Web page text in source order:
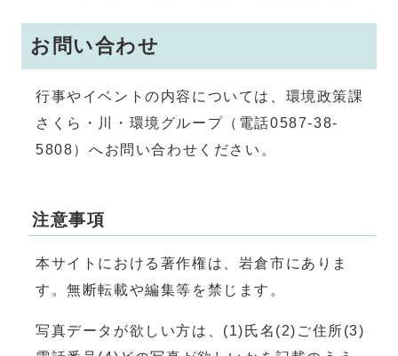
お問い合わせ
行事やイベントの内容については、環境政策課
さくら・川・環境グループ（電話0587-38-
5808）へお問い合わせください。
注意事項
本サイトにおける著作権は、岩倉市にありま
す。無断転載や編集等を禁じます。
写真データが欲しい方は、(1)氏名(2)ご住所(3)